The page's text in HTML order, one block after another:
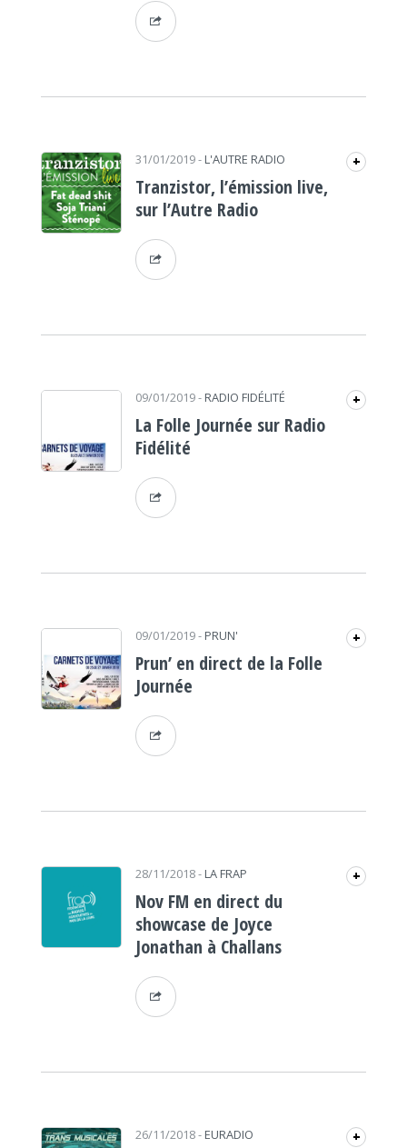
31/01/2019- L'AUTRE RADIO +
Tranzistor, l’émission live,
sur l’Autre Radio
09/01/2019- RADIO FIDÉLITÉ +
La Folle Journée sur Radio
Fidélité
09/01/2019- PRUN' +
Prun’ en direct de la Folle
Journée
28/11/2018- LA FRAP +
Nov FM en direct du
showcase de Joyce
Jonathan à Challans
26/11/2018- EURADIO +